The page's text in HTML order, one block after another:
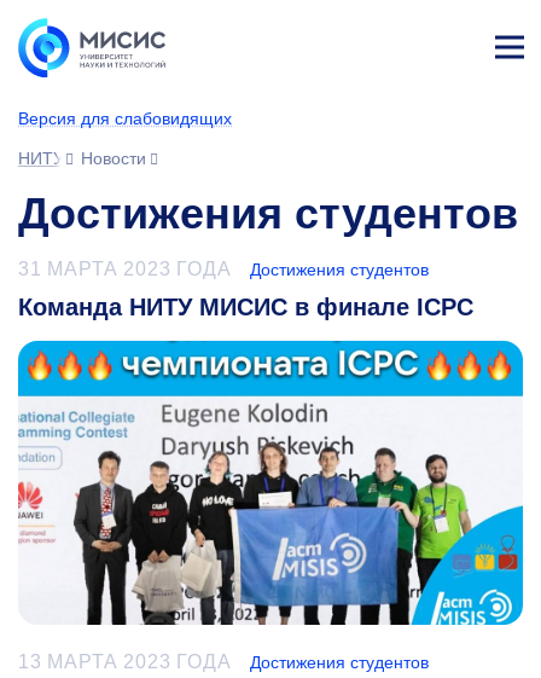
Версия для слабовидящих
НИТУ МИСИС
Новости
Достижения студентов
31 МАРТА 2023 ГОДА Достижения студентов
Команда НИТУ МИСИС в финале ICPC
13 МАРТА 2023 ГОДА Достижения студентов